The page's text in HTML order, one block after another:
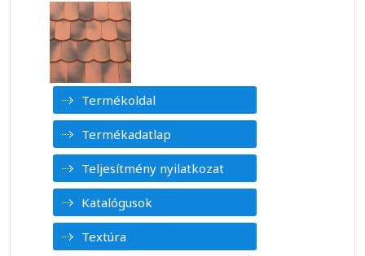
Termékoldal
Termékadatlap
Teljesítmény nyilatkozat
Katalógusok
Textúra